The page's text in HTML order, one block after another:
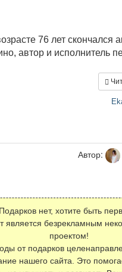
76 лет скончался
автор и исполнитель
Автор:
Подарков нет, хотите быть
является безрекламным
проектом!
от подарков
нашего сайта. Это